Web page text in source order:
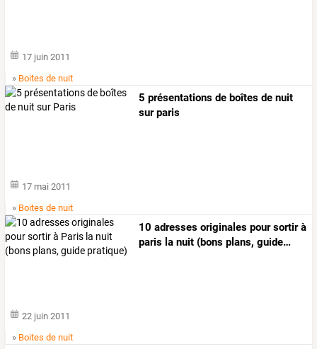
17 juin 2011
» Boites de nuit
5 présentations de boîtes de nuit
sur paris
17 mai 2011
» Boites de nuit
10 adresses originales poursortirà
paris la nuit (bons plans, guide…
22 juin 2011
» Boites de nuit